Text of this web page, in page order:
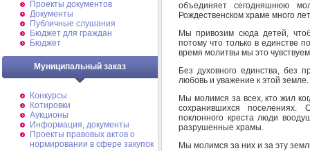
Проекты документов
Документы
Публичные слушания
Бюджет для граждан
Бюджет
Муниципальный заказ
Конкурсы
Котировки
Аукционы
Информация, документы
Проекты правовых актов о
нормировании в сфере закупок
объединяет сегодняшнюю
Рождественском храме много
Мы привозим сюда детей,
потому что только в единстве
время молитвы мы это
Без духовного единства, без
любовь и уважение к этой земле.
Мы молимся за всех, кто жил
сохранившихся поселениях.
поклонного креста люди
разрушенные храмы.
Мы молимся за них и за эту